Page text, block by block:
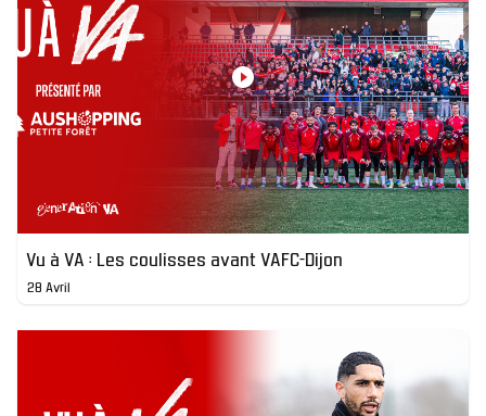
Vu à VA : Les coulisses avant VAFC-Dijon
28 Avril